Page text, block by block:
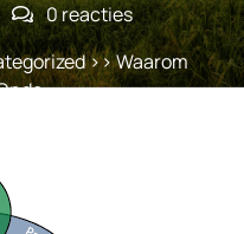
0 reacties
>> Waarom
…